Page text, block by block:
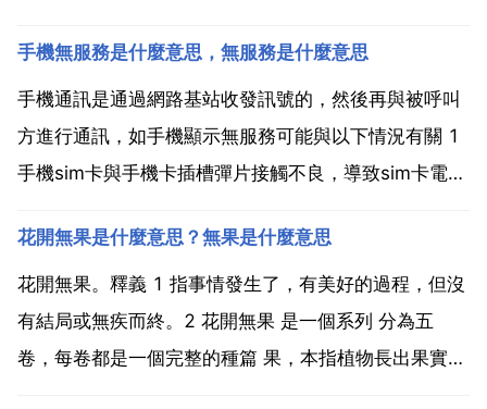
手機無服務是什麼意思，無服務是什麼意思
手機通訊是通過網路基站收發訊號的，然後再與被呼叫
方進行通訊，如手機顯示無服務可能與以下情況有關 1
手機sim卡與手機卡插槽彈片接觸不良，導致sim卡電路
卡，用清潔棉布擦拭sim卡金手指後，重新安裝。2 手
機因安裝用應用軟體與系統不相容，導致系統軟...
花開無果是什麼意思？無果是什麼意思
花開無果。釋義 1 指事情發生了，有美好的過程，但沒
有結局或無疾而終。2 花開無果 是一個系列 分為五
卷，每卷都是一個完整的種篇 果，本指植物長出果實